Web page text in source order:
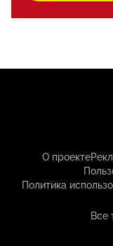
О проекте
Политика
Все